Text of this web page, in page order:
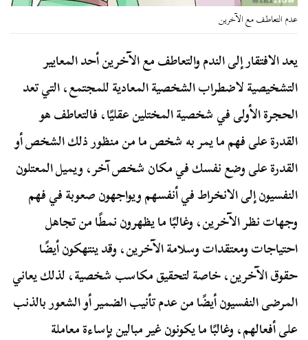
عدم التعاطف مع الآخرين
يعد الافتقار إلى الندم والتعاطف مع الآخرين أحد المعايير
التشخيصية لاضطراب الشخصية المعادية للمجتمع، التي تعد
الحجرة الأولى في شخصية المختلين عقليًا، فالتعاطف هو
القدرة على فهم ما يمر به شخص ما من منظور ذلك الشخص أو
القدرة على وضع نفسك في مكان شخص آخر، ويميل المعتلون
النفسيون إلى الانخراط في أنفسهم ويواجهون صعوبة في فهم
وجهات نظر الآخرين، وغالبًا ما يظهرون نمطًا من تجاهل
احتياجات ومعتقدات وسلامة الآخرين، وقد ينتهكون أيضًا
حقوق الآخرين، خاصة لتحقيق مكاسب شخصية، لذلك يعاني
المرضى النفسيون أيضًا من عدم تأنيب الضمير أو الشعور بالذنب
على أفعالهم، وغالبًا ما يكونون غير مبالين بإساءة معاملة